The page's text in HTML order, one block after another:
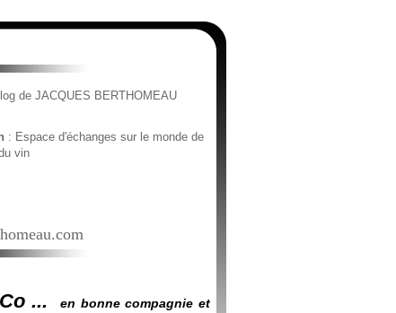
de JACQUES BERTHOMEAU
: Espace d'échanges sur le monde de
vin
...
en bonne compagnie et